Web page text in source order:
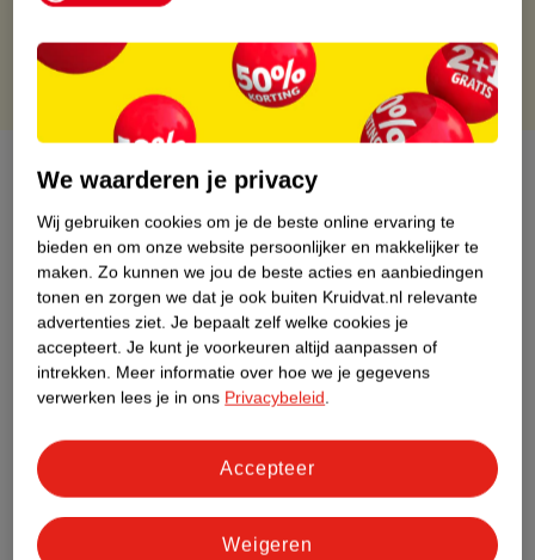
Gratis punten met je Kruidvat kaart
Over dit product
Productinformatie
Nature Impact Score
Dit product heeft (nog) geen Nature
Impact Score.
Meer informatie
Bestel & Bezorginformatie
We waarderen je privacy
Wij gebruiken cookies om je de beste online ervaring te
bieden en om onze website persoonlijker en makkelijker te
maken. Zo kunnen we jou de beste acties en aanbiedingen
tonen en zorgen we dat je ook buiten Kruidvat.nl relevante
advertenties ziet. Je bepaalt zelf welke cookies je
accepteert. Je kunt je voorkeuren altijd aanpassen of
intrekken. Meer informatie over hoe we je gegevens
verwerken lees je in ons Privacybeleid.
Weigeren
Accepteer